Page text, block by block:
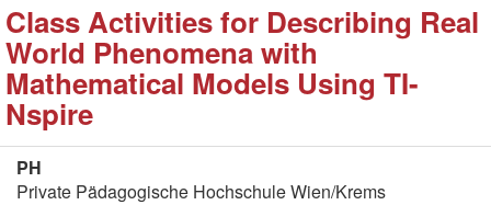
Class Activities for Describing Real
World Phenomena with
Mathematical Models Using TI-
Nspire
PH
Private Pädagogische Hochschule Wien/Krems